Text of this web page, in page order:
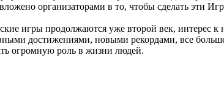
организаторами в то, чтобы сделать
игры продолжаются уже второй век, интерес к
достижениями, новыми рекордами, все
огромную роль в жизни людей.